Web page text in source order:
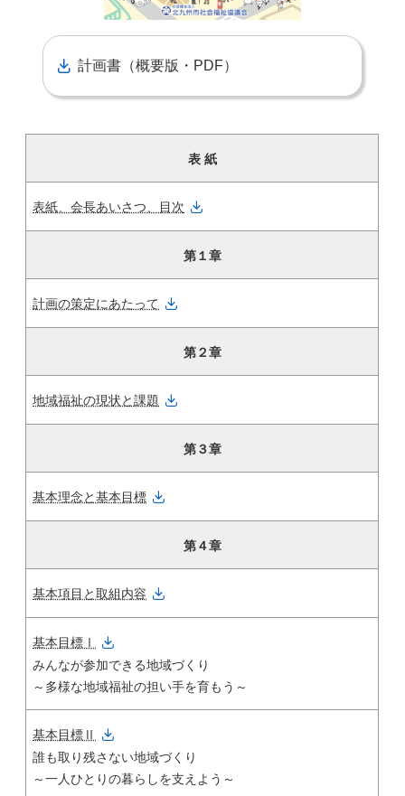
計画書（概要版・PDF）
表 紙
表紙、会長あいさつ、目次
第１章
計画の策定にあたって
第２章
地域福祉の現状と課題
第３章
基本理念と基本目標
第４章
基本項目と取組内容
基本目標Ⅰ
みんなが参加できる地域づくり
～多様な地域福祉の担い手を育もう～
基本目標Ⅱ
誰も取り残さない地域づくり
～一人ひとりの暮らしを支えよう～